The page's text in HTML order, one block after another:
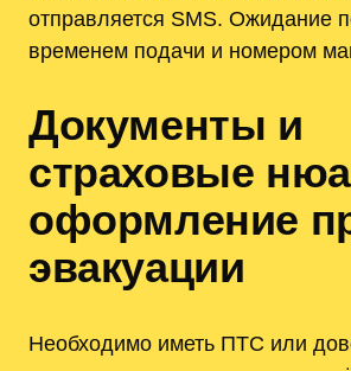
отправляется SMS. Ожидание
временем подачи и номером
Документы и
страховые
оформление
эвакуации
Необходимо иметь ПТС или